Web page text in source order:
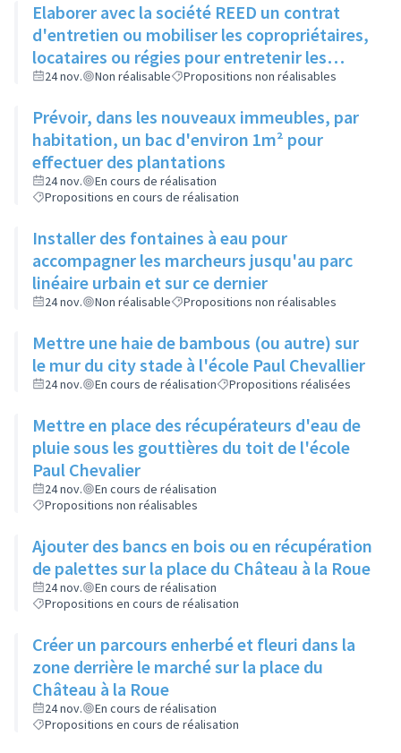
Elaborer avec la société REED un contrat
d'entretien ou mobiliser les copropriétaires,
locataires ou régies pour entretenir les
espaces verts entre bâtiments
24 nov. Non réalisable Propositions non réalisables
Prévoir, dans les nouveaux immeubles, par
habitation, un bac d'environ 1m² pour
effectuer des plantations
24 nov.
En cours de réalisation
Propositions en cours de réalisation
Installer des fontaines à eau pour
accompagner les marcheurs jusqu'au parc
linéaire urbain et sur ce dernier
24 nov. Non réalisable Propositions non réalisables
Mettre une haie de bambous (ou autre) sur
le mur du city stade à l'école Paul Chevallier
24 nov. En cours de réalisation Propositions réalisées
Mettre en place des récupérateurs d'eau de
pluie sous les gouttières du toit de l'école
Paul Chevalier
24 nov.
En cours de réalisation
Propositions non réalisables
Ajouter des bancs en bois ou en récupération
de palettes sur la place du Château à la Roue
24 nov.
En cours de réalisation
Propositions en cours de réalisation
Créer un parcours enherbé et fleuri dans la
zone derrière le marché sur la place du
Château à la Roue
24 nov.
En cours de réalisation
Propositions en cours de réalisation